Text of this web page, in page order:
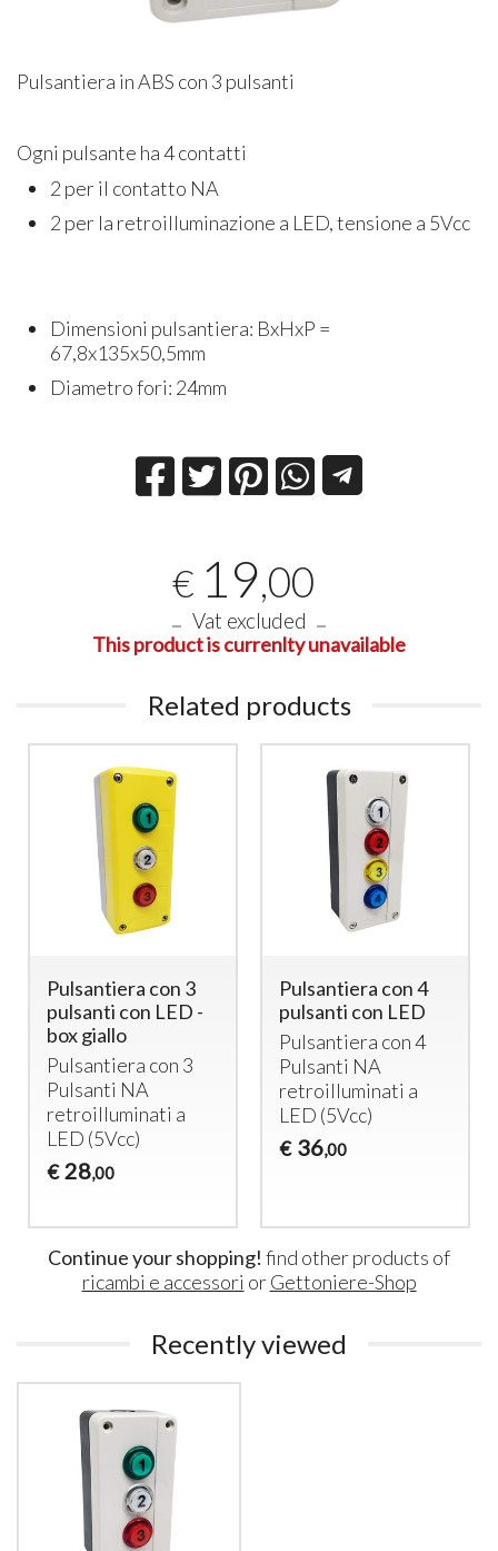
Pulsantiera in ABS con 3 pulsanti
Ogni pulsante ha 4 contatti
2 per il contatto NA
2 per la retroilluminazione a LED, tensione a 5Vcc
Dimensioni pulsantiera: BxHxP =
67,8x135x50,5mm
Diametro fori: 24mm
€ 19,00
Vat excluded
This product is currenlty unavailable
Related products
Pulsantiera con 3
pulsanti con LED -
box giallo
Pulsantiera con 3
Pulsanti NA
retroilluminati a
LED (5Vcc)
€ 28,00
Pulsantiera con 4
pulsanti con LED
Pulsantiera con 4
Pulsanti NA
retroilluminati a
LED (5Vcc)
€ 36,00
Continue your shopping! find other products of
ricambi e accessori orGettoniere-Shop
Recently viewed